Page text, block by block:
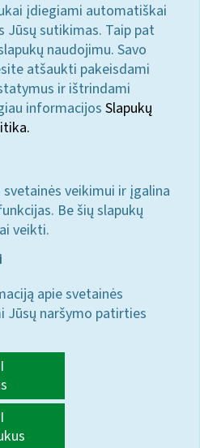
įdiegiami automatiškai
Jūsų sutikimas. Taip pat
naudojimu. Savo
atšaukti pakeisdami
ir ištrindami
informacijos Slapukų
veikimui ir įgalina
Be šių slapukų
veikti.
apie svetainės
Jūsų naršymo patirties